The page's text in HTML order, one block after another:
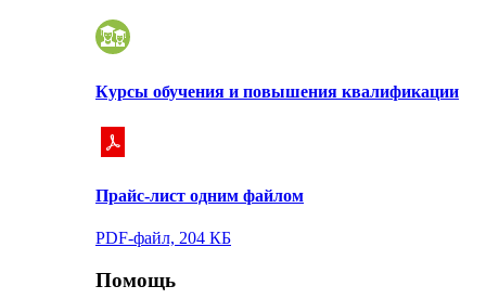
Курсы обучения и повышения квалификации
Прайс-лист одним файлом
PDF-файл, 204 КБ
Помощь